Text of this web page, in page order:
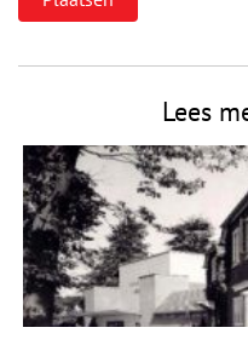
Lees